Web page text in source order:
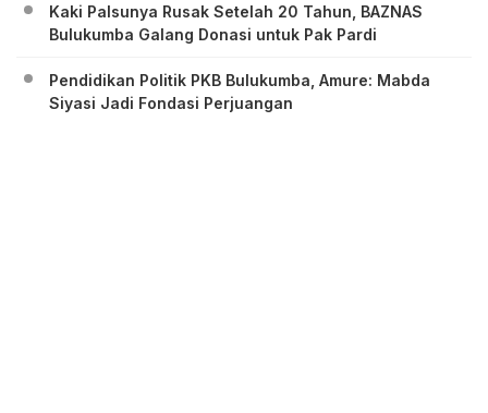
Kaki Palsunya Rusak Setelah 20 Tahun, BAZNAS
Bulukumba Galang Donasi untuk Pak Pardi
Pendidikan Politik PKB Bulukumba, Amure: Mabda
Siyasi Jadi Fondasi Perjuangan